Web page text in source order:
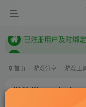
首页 游戏分享 游戏工
微软常用运行库